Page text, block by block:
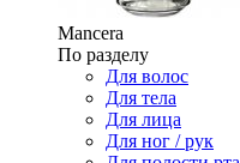
Mancera
По разделу
Для волос
Для тела
Для лица
Для ног / рук